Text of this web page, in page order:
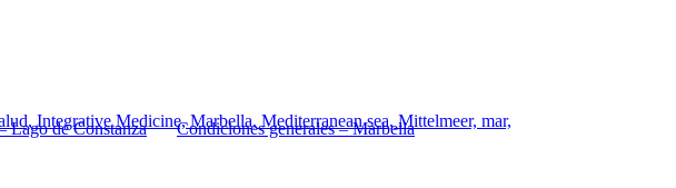
Lago de Constanza|Condiciones generales – Marbella